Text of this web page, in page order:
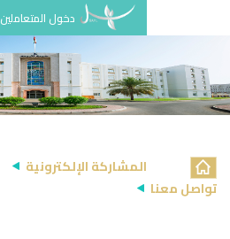
دخول المتعاملين
المشاركة الإلكترونية
تواصل معنا